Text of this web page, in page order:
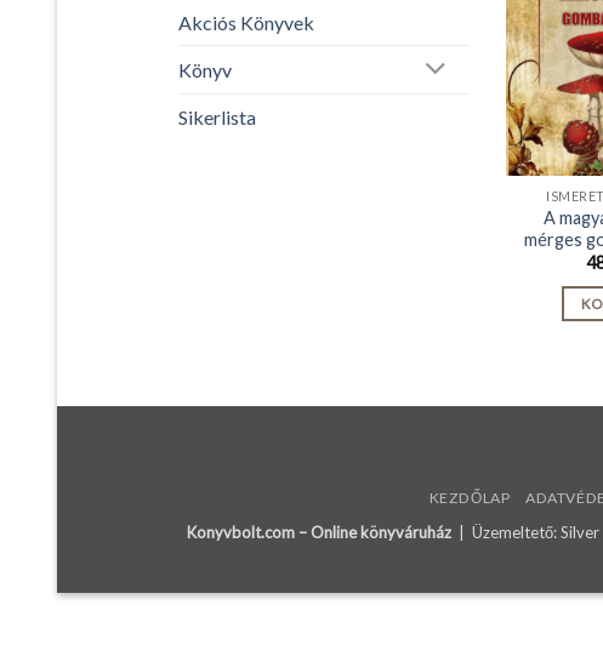
Akciós Könyvek
Könyv
Sikerlista
A
mérges
KEZDŐLAP
Konyvbolt.com – Online könyváruház| Üzemeltető: Silver